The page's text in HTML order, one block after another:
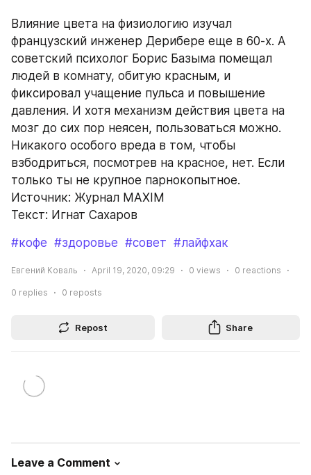
Влияние цвета на физиологию изучал
французский инженер Дерибере еще в 60-х. А
советский психолог Борис Базыма помещал
людей в комнату, обитую красным, и
фиксировал учащение пульса и повышение
давления. И хотя механизм действия цвета на
мозг до сих пор неясен, пользоваться можно.
Никакого особого вреда в том, чтобы
взбодриться, посмотрев на красное, нет. Если
только ты не крупное парнокопытное.
Источник: Журнал MAXIM
Текст: Игнат Сахаров
#кофе #здоровье #совет #лайфхак
Евгений Коваль April 19, 2020, 09:29 0 views 0 reactions
0 replies 0 reposts
Repost Share
Leave a Comment